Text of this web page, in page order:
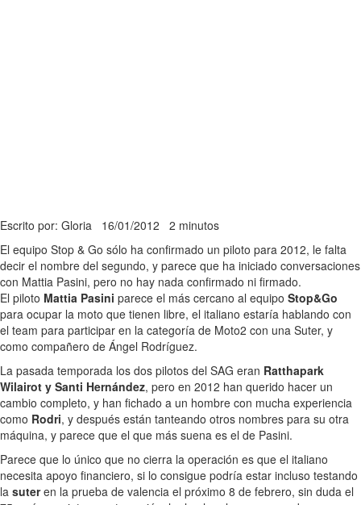
Escrito por: Gloria 16/01/2012 2 minutos
El equipo Stop & Go sólo ha confirmado un piloto para 2012, le falta
decir el nombre del segundo, y parece que ha iniciado conversaciones
con Mattia Pasini, pero no hay nada confirmado ni firmado.
El piloto Mattia Pasini parece el más cercano al equipo Stop&Go
para ocupar la moto que tienen libre, el italiano estaría hablando con
el team para participar en la categoría de Moto2 con una Suter, y
como compañero de Ángel Rodríguez.
La pasada temporada los dos pilotos del SAG eran Ratthapark
Wilairot y Santi Hernández, pero en 2012 han querido hacer un
cambio completo, y han fichado a un hombre con mucha experiencia
como Rodri, y después están tanteando otros nombres para su otra
máquina, y parece que el que más suena es el de Pasini.
Parece que lo único que no cierra la operación es que el italiano
necesita apoyo financiero, si lo consigue podría estar incluso testando
la suteren la prueba de valencia el próximo 8 de febrero, sin duda el